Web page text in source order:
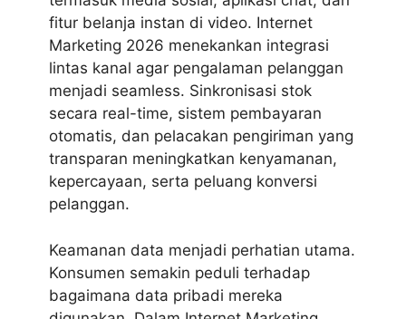
fitur belanja instan di video. Internet
Marketing 2026 menekankan integrasi
lintas kanal agar pengalaman pelanggan
menjadi seamless. Sinkronisasi stok
secara real-time, sistem pembayaran
otomatis, dan pelacakan pengiriman yang
transparan meningkatkan kenyamanan,
kepercayaan, serta peluang konversi
pelanggan.
Keamanan data menjadi perhatian utama.
Konsumen semakin peduli terhadap
bagaimana data pribadi mereka